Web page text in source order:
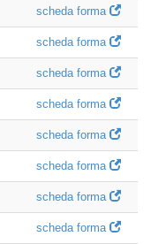
scheda forma
scheda forma
scheda forma
scheda forma
scheda forma
scheda forma
scheda forma
scheda forma